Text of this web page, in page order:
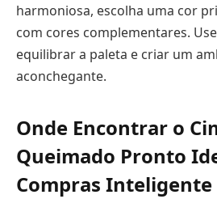
harmoniosa, escolha uma cor
com cores complementares.
equilibrar a paleta e criar um
aconchegante.
Onde Encontrar o
Queimado Pronto
Compras Inteligente